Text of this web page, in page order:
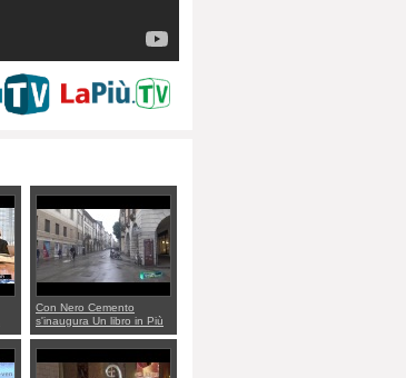
Con Nero Cemento
s'inaugura Un libro in Più